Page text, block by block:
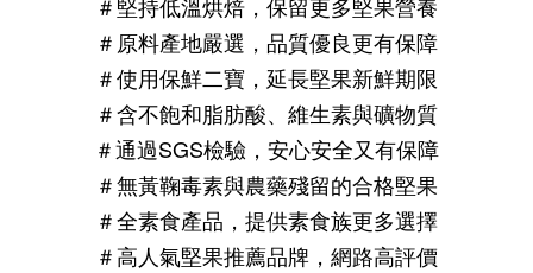
＃堅持低溫烘焙，保留更多堅果營養
＃原料產地嚴選，品質優良更有保障
＃使用保鮮二寶，延長堅果新鮮期限
＃含不飽和脂肪酸、維生素與礦物質
＃通過SGS檢驗，安心安全又有保障
＃無黃鞠毒素與農藥殘留的合格堅果
＃全素食產品，提供素食族更多選擇
＃高人氣堅果推薦品牌，網路高評價